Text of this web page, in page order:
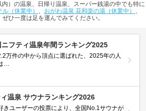
）の温泉、日帰り温泉、スーパー銭湯の中でも特に
（休業中） 、 おがわ温泉 花和楽の湯（休業中） 、
ひ一度は足を運んでみてください。
フティ温泉年間ランキング2025
万件の中から頂点に選ばれた、2025年の人
…
温泉 サウナランキング2026
きユーザーの投票により、全国No.1サウナが